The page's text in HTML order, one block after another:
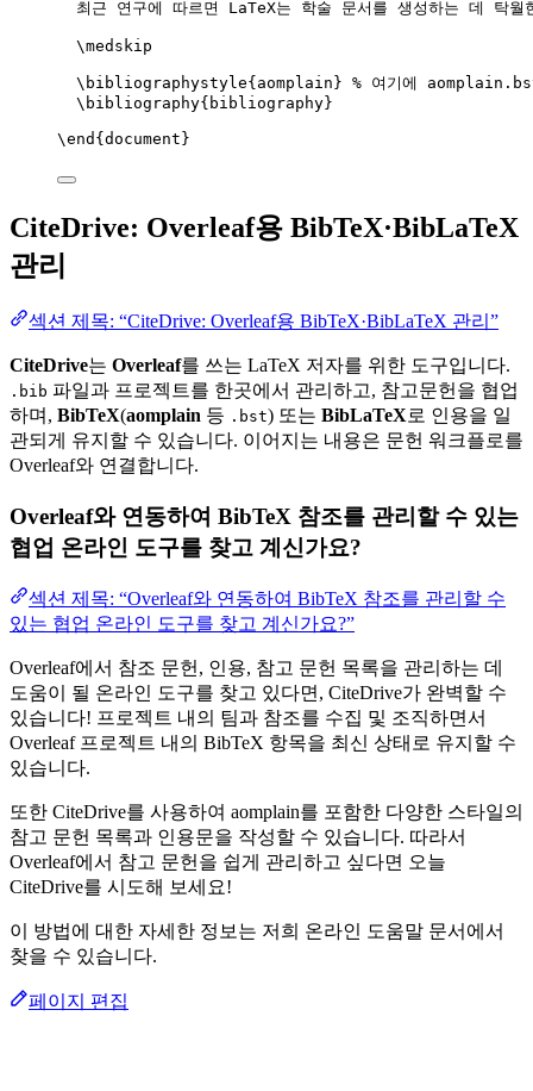
최근 연구에 따르면 LaTeX는 학술 문서를 생성하는 데 탁
\medskip
\bibliographystyle{aomplain} % 여기에
\bibliography{bibliography}
\end { document }
CiteDrive: Overleaf용 BibTeX·BibLaTeX
관리
섹션 제목: “CiteDrive: Overleaf용 BibTeX·BibLaTeX 관리”
CiteDrive는 Overleaf를 쓰는 LaTeX 저자를 위한 도구입니다.
.bib 파일과 프로젝트를 한곳에서 관리하고, 참고문헌을 협업
하며, BibTeX(aomplain 등 .bst) 또는 BibLaTeX로 인용을 일
관되게 유지할 수 있습니다. 이어지는 내용은 문헌 워크플로를
Overleaf와 연결합니다.
Overleaf와 연동하여 BibTeX 참조를 관리할 수 있는
협업 온라인 도구를 찾고 계신가요?
섹션 제목: “Overleaf와 연동하여 BibTeX 참조를 관리할 수
있는 협업 온라인 도구를 찾고 계신가요?”
Overleaf에서 참조 문헌, 인용, 참고 문헌 목록을 관리하는 데
도움이 될 온라인 도구를 찾고 있다면, CiteDrive가 완벽할 수
있습니다! 프로젝트 내의 팀과 참조를 수집 및 조직하면서
Overleaf 프로젝트 내의 BibTeX 항목을 최신 상태로 유지할 수
있습니다.
또한 CiteDrive를 사용하여 aomplain를 포함한 다양한 스타일의
참고 문헌 목록과 인용문을 작성할 수 있습니다. 따라서
Overleaf에서 참고 문헌을 쉽게 관리하고 싶다면 오늘
CiteDrive를 시도해 보세요!
이 방법에 대한 자세한 정보는 저희 온라인 도움말 문서에서
찾을 수 있습니다.
페이지 편집